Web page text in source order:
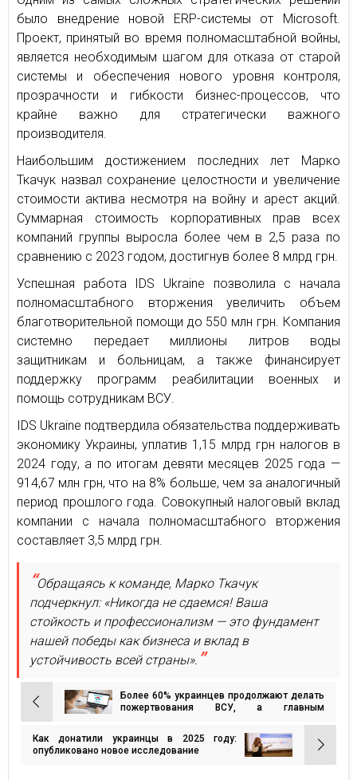
было внедрение новой ERP-системы от Microsoft.
Проект, принятый во время полномасштабной войны,
является необходимым шагом для отказа от старой
системы и обеспечения нового уровня контроля,
прозрачности и гибкости бизнес-процессов, что
крайне важно для стратегически важного
производителя.
Наибольшим достижением последних лет Марко
Ткачук назвал сохранение целостности и увеличение
стоимости актива несмотря на войну и арест акций.
Суммарная стоимость корпоративных прав всех
компаний группы выросла более чем в 2,5 раза по
сравнению с 2023 годом, достигнув более 8 млрд грн.
Успешная работа IDS Ukraine позволила с начала
полномасштабного вторжения увеличить объем
благотворительной помощи до 550 млн грн. Компания
системно передает миллионы литров воды
защитникам и больницам, а также финансирует
поддержку программ реабилитации военных и
помощь сотрудникам ВСУ.
IDS Ukraine подтвердила обязательства поддерживать
экономику Украины, уплатив 1,15 млрд грн налогов в
2024 году, а по итогам девяти месяцев 2025 года —
914,67 млн грн, что на 8% больше, чем за аналогичный
период прошлого года. Совокупный налоговый вклад
компании с начала полномасштабного вторжения
составляет 3,5 млрд грн.
Обращаясь к команде, Марко Ткачук
подчеркнул: «Никогда не сдаемся! Ваша
стойкость и профессионализм — это фундамент
нашей победы как бизнеса и вклад в
устойчивость всей страны».
Навигация
по
записям
Более 60% украинцев продолжают делать
пожертвования ВСУ, а главным
Как донатили украинцы в 2025 году:
опубликовано новое исследование